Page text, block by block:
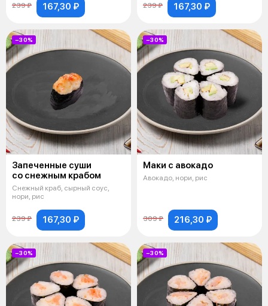
239 ₽ 167,30 ₽ 239 ₽ 167,30 ₽
−30%
Запеченные суши
со снежным крабом
Снежный краб, сырный соус,
нори, рис
239 ₽ 167,30 ₽
−30%
Маки с авокадо
Авокадо, нори, рис
309 ₽ 216,30 ₽
−30% −30%